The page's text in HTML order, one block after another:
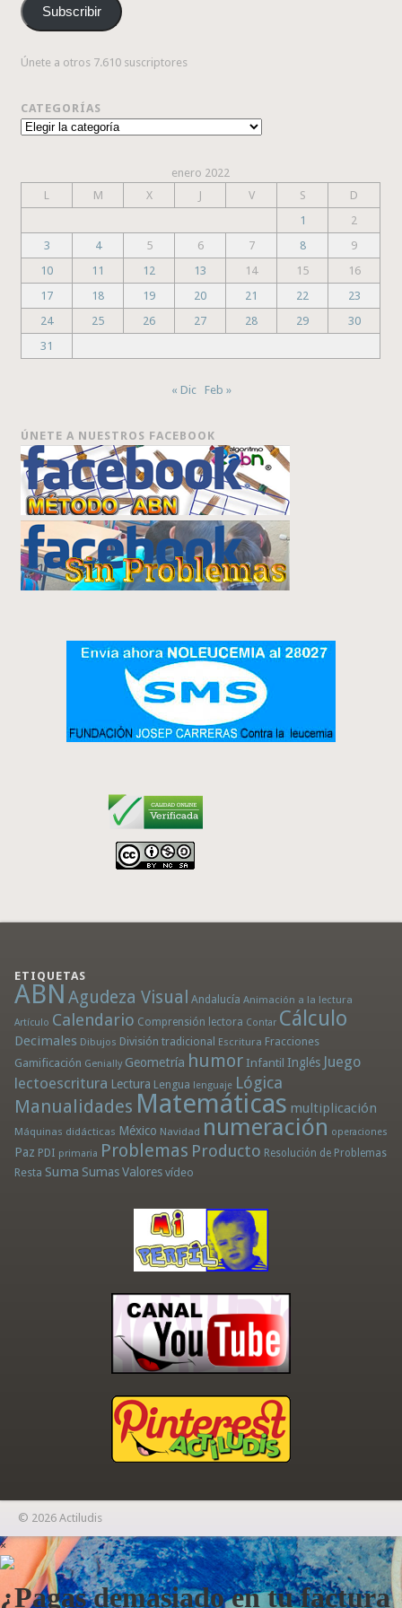
electrónico
Subscribir
Únete a otros 7.610 suscriptores
CATEGORÍAS
Categorías
enero 2022
L
M X J V S
D
1
2
3
4 5 6 7 8
9
10
11 12 13 14 15
16
17
18 19 20 21 22
23
24
25 26 27 28 29
30
31
« Dic Feb »
ÚNETE A NUESTROS FACEBOOK
ETIQUETAS
ABN Agudeza Visual Andalucía Animación a la lectura
Artículo Calendario Comprensión lectora Contar Cálculo
Decimales Dibujos División tradicional Escritura Fracciones
Gamificación Genially Geometría humor Infantil Inglés Juego
lectoescritura Lectura Lengua lenguaje Lógica
Manualidades Matemáticas multiplicación
Máquinas didácticas México Navidad numeración operaciones
Paz PDI primaria Problemas Producto Resolución de Problemas
Resta Suma Sumas Valores vídeo
© 2026 Actiludis
×
¿Pagas demasiado en tu factura